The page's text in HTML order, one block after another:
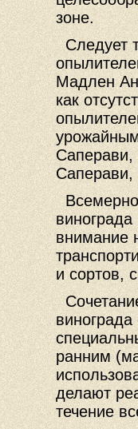
зоне.
Следует
Мадлен
как
Всемерно
винограда
внимание
и сортов,
ранним
делают
течение